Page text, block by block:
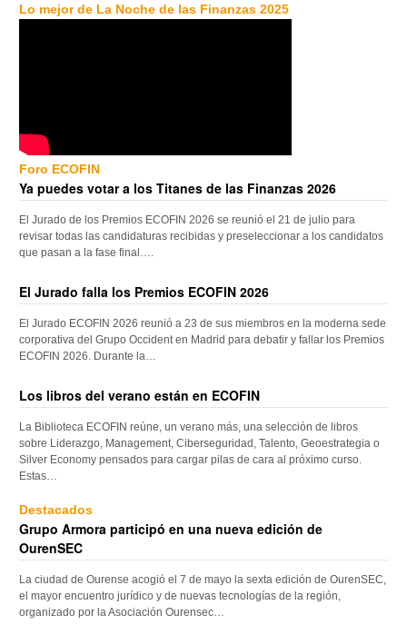
Lo mejor de La Noche de las Finanzas 2025
Foro ECOFIN
Ya puedes votar a los Titanes de las Finanzas 2026
El Jurado de los Premios ECOFIN 2026 se reunió el 21 de julio para
revisar todas las candidaturas recibidas y preseleccionar a los candidatos
que pasan a la fase final….
El Jurado falla los Premios ECOFIN 2026
El Jurado ECOFIN 2026 reunió a 23 de sus miembros en la moderna sede
corporativa del Grupo Occident en Madrid para debatir y fallar los Premios
ECOFIN 2026. Durante la…
Los libros del verano están en ECOFIN
La Biblioteca ECOFIN reúne, un verano más, una selección de libros
sobre Liderazgo, Management, Ciberseguridad, Talento, Geoestrategia o
Silver Economy pensados para cargar pilas de cara al próximo curso.
Estas…
Destacados
Grupo Armora participó en una nueva edición de
OurenSEC
La ciudad de Ourense acogió el 7 de mayo la sexta edición de OurenSEC,
el mayor encuentro jurídico y de nuevas tecnologías de la región,
organizado por la Asociación Ourensec…